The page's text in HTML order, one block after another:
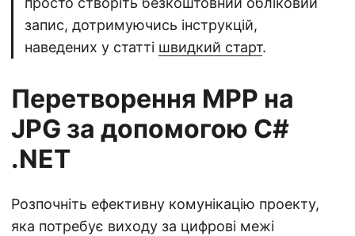
запис, дотримуючись інструкцій,
наведених у статті швидкий старт.
Перетворення MPP на
JPG за допомогою C#
.NET
Розпочніть ефективну комунікацію проекту,
яка потребує виходу за цифрові межі